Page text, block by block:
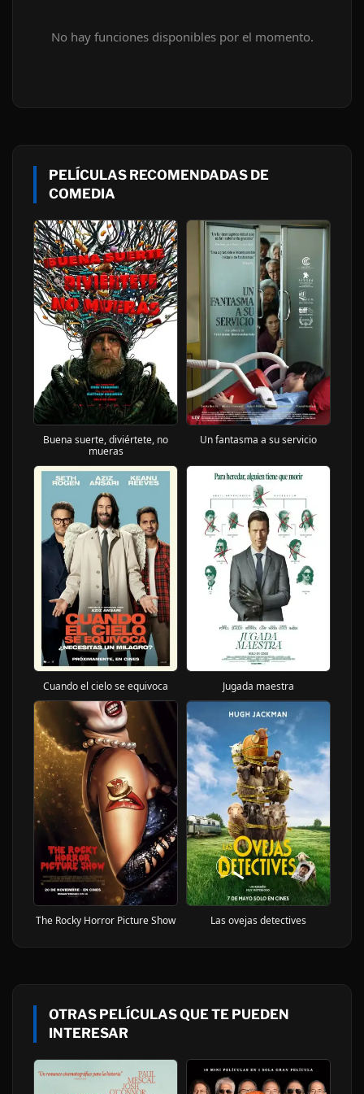
No hay funciones disponibles por el momento.
PELÍCULAS RECOMENDADAS DE
COMEDIA
Buena suerte, diviértete, no
mueras
Un fantasma a su servicio
Cuando el cielo se equivoca Jugada maestra
The Rocky Horror Picture Show Las ovejas detectives
OTRAS PELÍCULAS QUE TE PUEDEN
INTERESAR